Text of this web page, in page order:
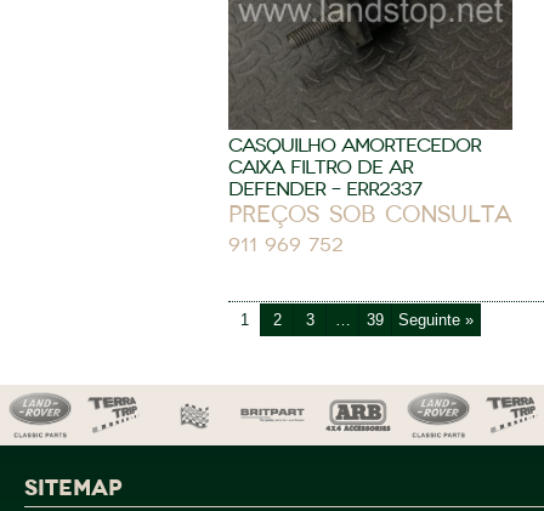
CASQUILHO AMORTECEDOR
CAIXA FILTRO DE AR
DEFENDER – ERR2337
Preços sob consulta
911 969 752
1 2 3 39 Seguinte »
SITEMAP